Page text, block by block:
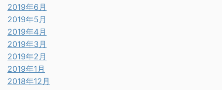
2019年6月
2019年5月
2019年4月
2019年3月
2019年2月
2019年1月
2018年12月